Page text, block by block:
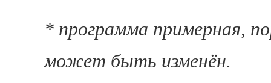
* программа примерная,
может быть изменён.